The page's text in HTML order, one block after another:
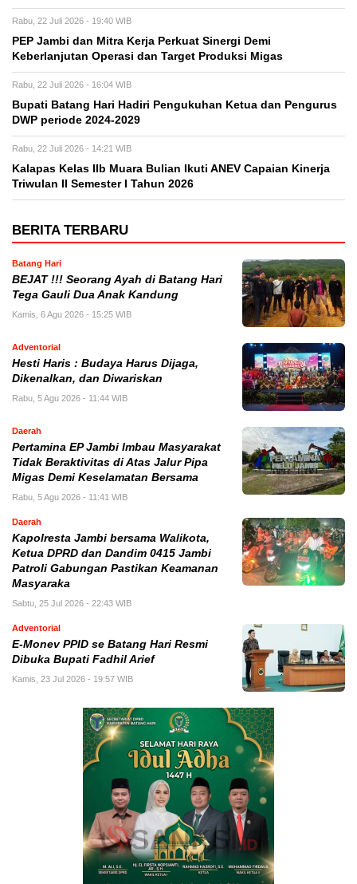
Rabu, 22 Juli 2026 - 19:40 WIB
PEP Jambi dan Mitra Kerja Perkuat Sinergi Demi
Keberlanjutan Operasi dan Target Produksi Migas
Rabu, 22 Juli 2026 - 16:04 WIB
Bupati Batang Hari Hadiri Pengukuhan Ketua dan Pengurus
DWP periode 2024-2029
Rabu, 22 Juli 2026 - 14:21 WIB
Kalapas Kelas IIb Muara Bulian Ikuti ANEV Capaian Kinerja
Triwulan II Semester I Tahun 2026
BERITA TERBARU
Batang Hari
BEJAT !!! Seorang Ayah di Batang Hari
Tega Gauli Dua Anak Kandung
Kamis, 6 Agu 2026 - 15:25 WIB
Adventorial
Hesti Haris : Budaya Harus Dijaga,
Dikenalkan, dan Diwariskan
Rabu, 5 Agu 2026 - 11:44 WIB
Daerah
Pertamina EP Jambi Imbau Masyarakat
Tidak Beraktivitas di Atas Jalur Pipa
Migas Demi Keselamatan Bersama
Rabu, 5 Agu 2026 - 11:41 WIB
Daerah
Kapolresta Jambi bersama Walikota,
Ketua DPRD dan Dandim 0415 Jambi
Patroli Gabungan Pastikan Keamanan
Masyaraka
Sabtu, 25 Jul 2026 - 22:43 WIB
Adventorial
E-Monev PPID se Batang Hari Resmi
Dibuka Bupati Fadhil Arief
Kamis, 23 Jul 2026 - 19:57 WIB